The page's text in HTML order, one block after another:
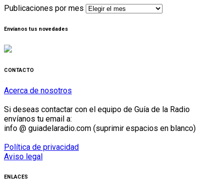
Publicaciones por mes
Envíanos tus novedades
CONTACTO
Acerca de nosotros
Si deseas contactar con el equipo de Guía de la Radio
envíanos tu email a:
info @ guiadelaradio.com (suprimir espacios en blanco)
Política de privacidad
Aviso legal
ENLACES